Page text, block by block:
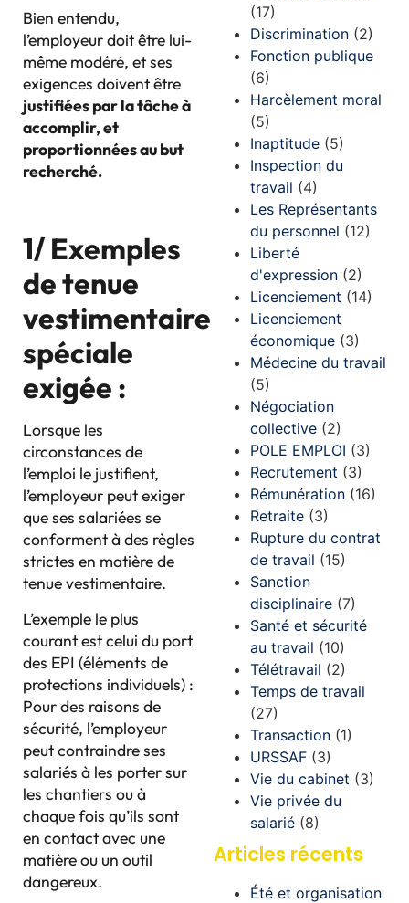
Bien entendu,
l’employeur doit être lui-
même modéré, et ses
exigences doivent être
justifiées par la tâche à
accomplir, et
proportionnées au but
recherché.
1/ Exemples
de tenue
vestimentaire
spéciale
exigée :
Lorsque les
circonstances de
l’emploi le justifient,
l’employeur peut exiger
que ses salariées se
conforment à des règles
strictes en matière de
tenue vestimentaire.
L’exemple le plus
courant est celui du port
des EPI (éléments de
protections individuels) :
Pour des raisons de
sécurité, l’employeur
peut contraindre ses
salariés à les porter sur
les chantiers ou à
chaque fois qu’ils sont
en contact avec une
matière ou un outil
dangereux.
(17)
Discrimination (2)
Fonction publique
(6)
Harcèlement moral
(5)
Inaptitude (5)
Inspection du
travail (4)
Les Représentants
du personnel (12)
Liberté
d'expression (2)
Licenciement (14)
Licenciement
économique (3)
Médecine du travail
(5)
Négociation
collective (2)
POLE EMPLOI (3)
Recrutement (3)
Rémunération (16)
Retraite (3)
Rupture du contrat
de travail (15)
Sanction
disciplinaire (7)
Santé et sécurité
au travail (10)
Télétravail (2)
Temps de travail
(27)
Transaction (1)
URSSAF (3)
Vie du cabinet (3)
Vie privée du
salarié (8)
Articles récents
Été et organisation